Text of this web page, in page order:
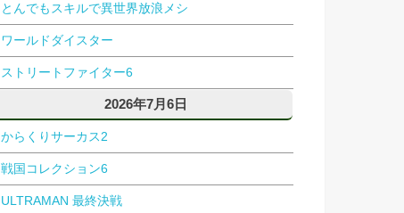
とんでもスキルで異世界放浪メシ
ワールドダイスター
ストリートファイター6
2026年7月6日
からくりサーカス2
戦国コレクション6
ULTRAMAN 最終決戦